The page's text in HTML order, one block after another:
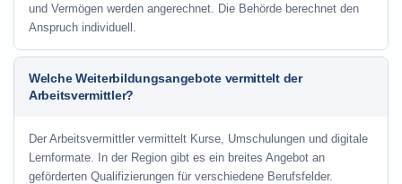
und Vermögen werden angerechnet. Die Behörde berechnet den
Anspruch individuell.
Welche Weiterbildungsangebote vermittelt der
Arbeitsvermittler?
Der Arbeitsvermittler vermittelt Kurse, Umschulungen und digitale
Lernformate. In der Region gibt es ein breites Angebot an
geförderten Qualifizierungen für verschiedene Berufsfelder.